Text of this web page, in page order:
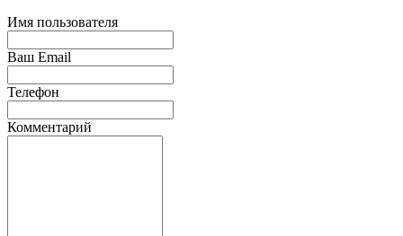
Имя пользователя
Ваш Email
Телефон
Комментарий